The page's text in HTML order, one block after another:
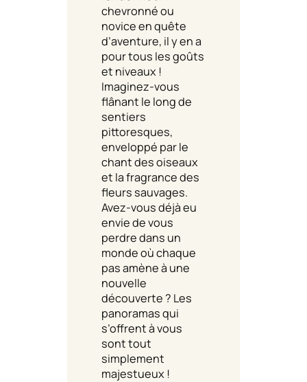
chevronné ou
novice en quête
d’aventure, il y en a
pour tous les goûts
et niveaux !
Imaginez-vous
flânant le long de
sentiers
pittoresques,
enveloppé par le
chant des oiseaux
et la fragrance des
fleurs sauvages.
Avez-vous déjà eu
envie de vous
perdre dans un
monde où chaque
pas amène à une
nouvelle
découverte ? Les
panoramas qui
s’offrent à vous
sont tout
simplement
majestueux !